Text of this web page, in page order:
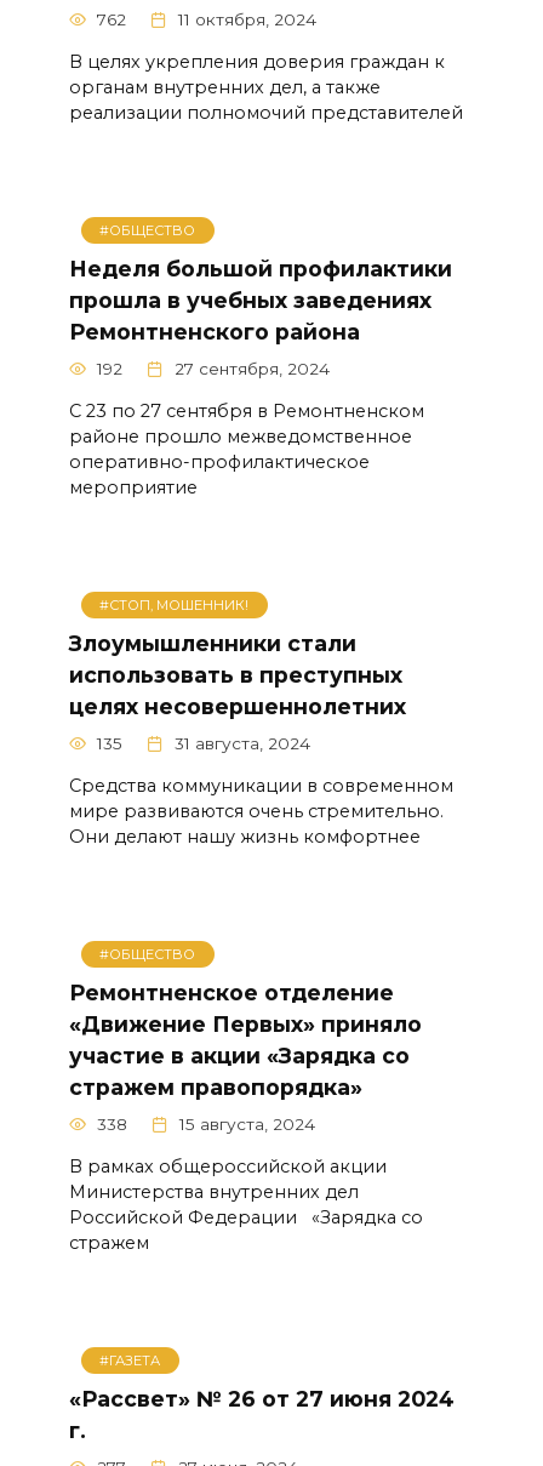
762 11 октября, 2024
В целях укрепления доверия граждан к
органам внутренних дел, а также
реализации полномочий представителей
#ОБЩЕСТВО
Неделя большой профилактики
прошла в учебных заведениях
Ремонтненского района
192 27 сентября, 2024
С 23 по 27 сентября в Ремонтненском
районе прошло межведомственное
оперативно-профилактическое
мероприятие
#СТОП, МОШЕННИК!
Злоумышленники стали
использовать в преступных
целях несовершеннолетних
135 31 августа, 2024
Средства коммуникации в современном
мире развиваются очень стремительно.
Они делают нашу жизнь комфортнее
#ОБЩЕСТВО
Ремонтненское отделение
«Движение Первых» приняло
участие в акции «Зарядка со
стражем правопорядка»
338 15 августа, 2024
В рамках общероссийской акции
Министерства внутренних дел
Российской Федерации «Зарядка со
стражем
#ГАЗЕТА
«Рассвет» № 26 от 27 июня 2024
г.